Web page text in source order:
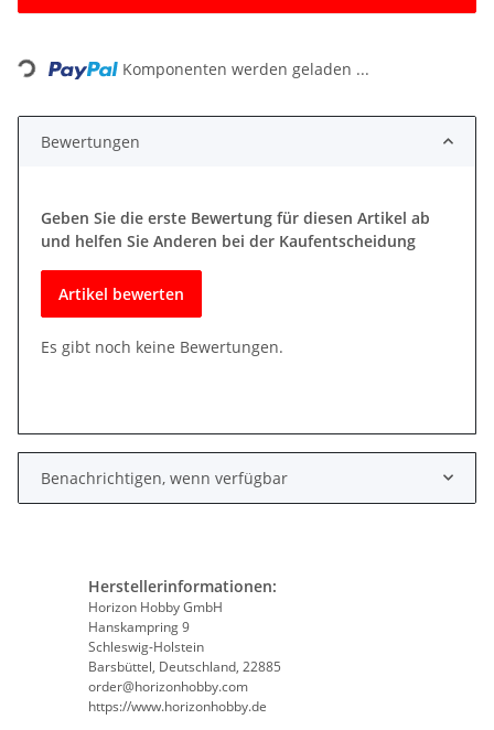
Loading... Komponenten werden geladen ...
Bewertungen
Geben Sie die erste Bewertung für diesen Artikel ab
und helfen Sie Anderen bei der Kaufentscheidung
Artikel bewerten
Es gibt noch keine Bewertungen.
Benachrichtigen, wenn verfügbar
Herstellerinformationen:
Horizon Hobby GmbH
Hanskampring 9
Schleswig-Holstein
Barsbüttel, Deutschland, 22885
order@horizonhobby.com
https://www.horizonhobby.de